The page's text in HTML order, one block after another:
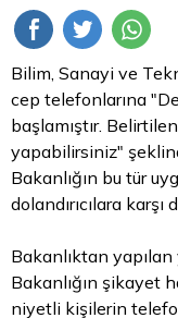
Bilim, Sanayi ve
cep telefonlarına
başlamıştır.
yapabilirsiniz"
Bakanlığın bu tür
dolandırıcılara
Bakanlıktan yapılan
Bakanlığın şikayet
niyetli kişilerin